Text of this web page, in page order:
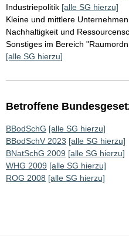
Industriepolitik [alle SG hierzu]
Kleine und mittlere Unternehmen
Nachhaltigkeit und
Sonstiges im Bereich
[alle SG hierzu]
Betroffene
BBodSchG [alle SG hierzu]
BBodSchV 2023 [alle SG hierzu]
BNatSchG 2009 [alle SG hierzu]
WHG 2009 [alle SG hierzu]
ROG 2008 [alle SG hierzu]